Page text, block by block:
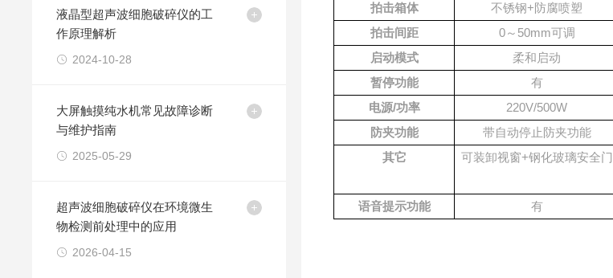
液晶型超声波细胞破碎仪的工
作原理解析
2024-10-28
大屏触摸纯水机常见故障诊断
与维护指南
2025-05-29
超声波细胞破碎仪在环境微生
物检测前处理中的应用
2026-04-15
拍击箱体
不锈钢+防腐喷塑
拍击间距
0～50mm可调
启动模式
柔和启动
暂停功能
有
电源/功率
220V/500W
防夹功能
带自动停止防夹功能
其它
可装卸视窗+钢化玻璃安全门
语音提示功能 有